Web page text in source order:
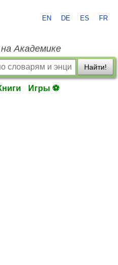
EN DE ES FR
Академике
Найти!
Игры ⚽